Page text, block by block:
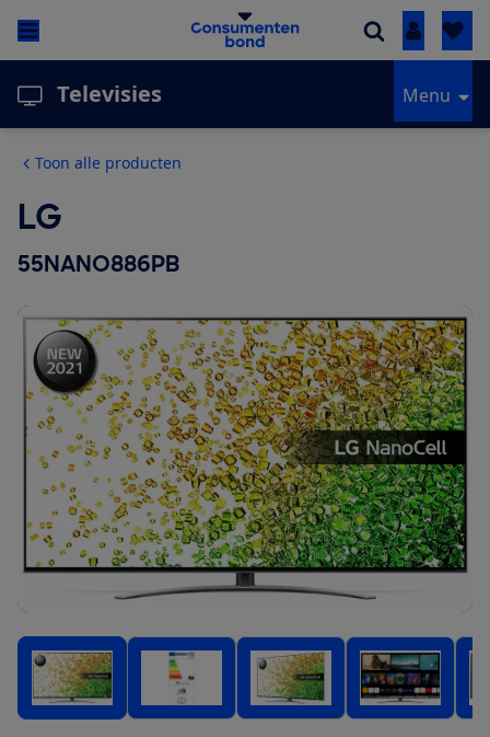
Inloggen
Televisies Menu
Toon alle producten
LG
55NANO886PB